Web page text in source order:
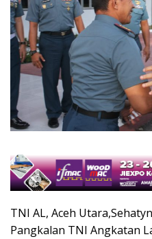
TNI AL, Aceh
Pangkalan TNI Angkatan